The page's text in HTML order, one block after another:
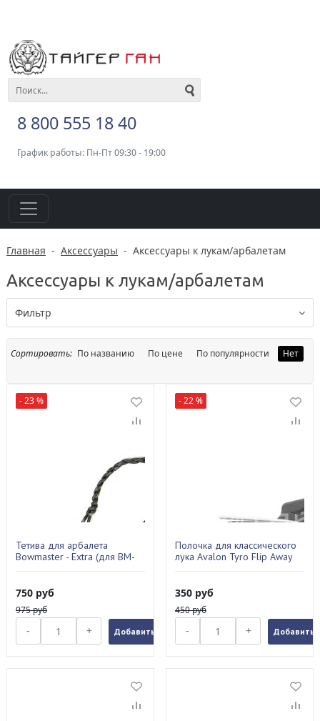
8 800 555 18 40
График работы: Пн-Пт 09:30 - 19:00
Главная - Аксессуары - Аксессуары к лукам/арбалетам
Аксессуары к лукам/арбалетам
Фильтр
Сортировать: По названию По цене По популярности Нет
- 23 %
Тетива для арбалета
Bowmaster - Extra (для BM-
750 руб
975руб
- + Добавить в заказ
- 22 %
Полочка для классического
лука Avalon Tyro Flip Away
350 руб
450руб
- + Добавить